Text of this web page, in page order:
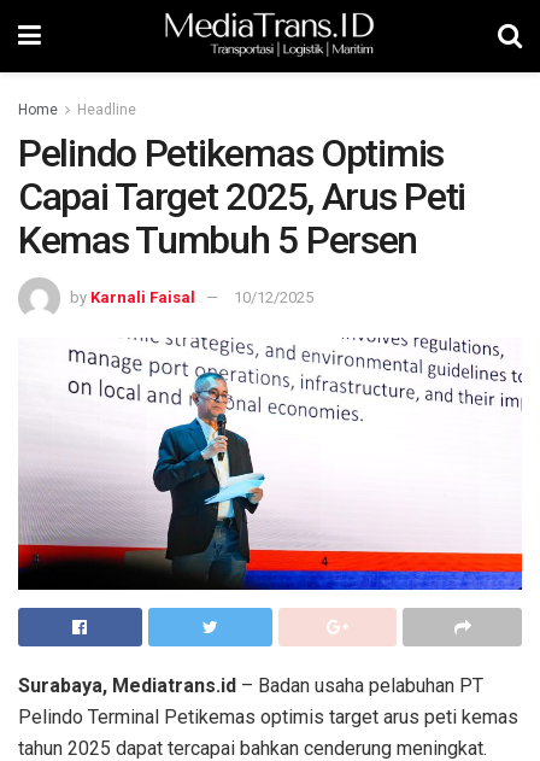
Home Headline
Pelindo Petikemas Optimis
Capai Target 2025, Arus Peti
Kemas Tumbuh 5 Persen
by Karnali Faisal 10/12/2025
Surabaya, Mediatrans.id – Badan usaha pelabuhan PT
Pelindo Terminal Petikemas optimis target arus peti kemas
tahun 2025 dapat tercapai bahkan cenderung meningkat.